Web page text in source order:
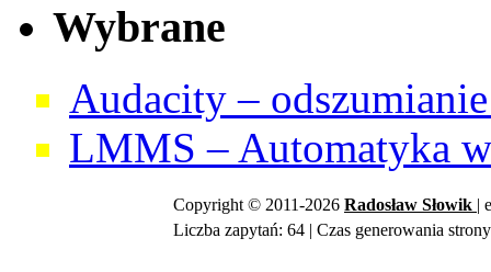
Wybrane
Audacity –
LMMS – Automatyka
Copyright © 2011-2026 Radosław Słowik |
Liczba zapytań: 64 | Czas generowania